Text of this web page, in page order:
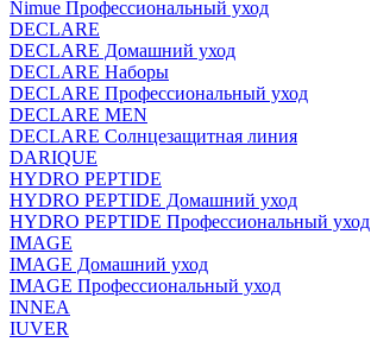
Nimue Профессиональный уход
DECLARE
DECLARE Домашний уход
DECLARE Наборы
DECLARE Профессиональный уход
DECLARE MEN
DECLARE Солнцезащитная линия
DARIQUE
HYDRO PEPTIDE
HYDRO PEPTIDE Домашний уход
HYDRO PEPTIDE Профессиональный уход
IMAGE
IMAGE Домашний уход
IMAGE Профессиональный уход
INNEA
IUVER